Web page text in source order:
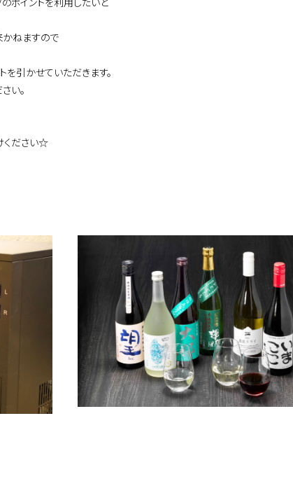
かねますので
を引かせていただきます。
い。
ください☆